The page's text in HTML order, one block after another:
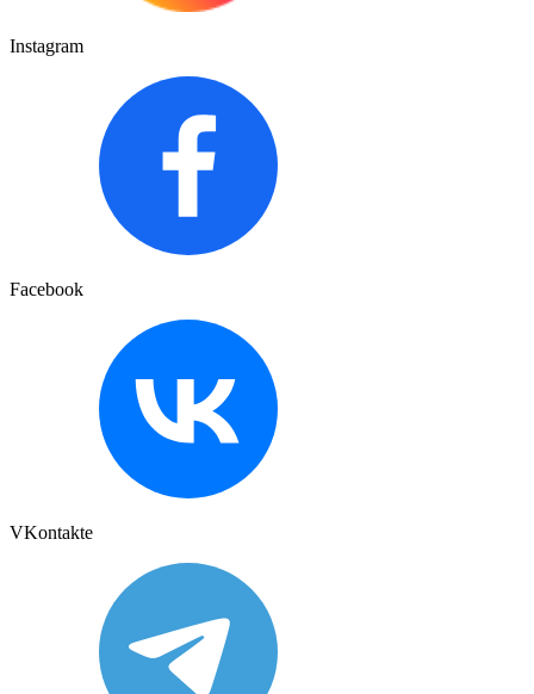
Instagram
Facebook
VKontakte